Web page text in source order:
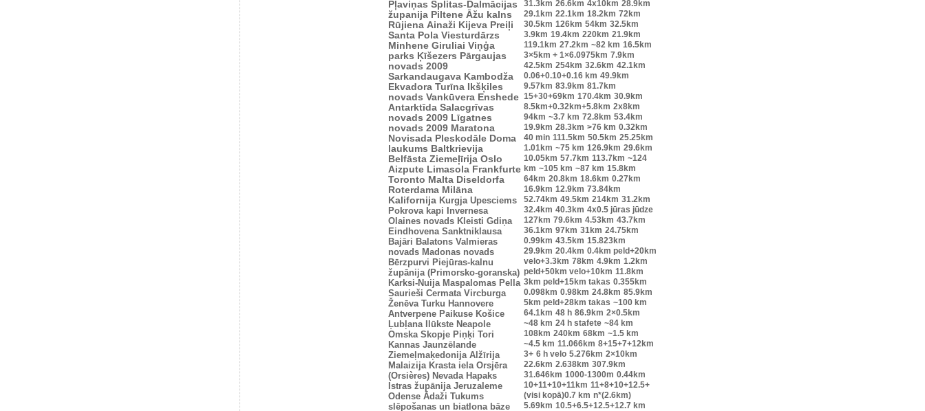
Pļaviņas Splitas-Dalmācijas
županija Piltene Āžu kalns
Rūjiena Ainaži Kijeva Preiļi
Santa Pola Viesturdārzs
Minhene Giruliai Viņģa
parks Ķīšezers Pārgaujas
novads 2009
Sarkandaugava Kambodža
Ekvadora Turīna Ikšķiles
novads Vankūvera Enshede
Antarktīda Salacgrīvas
novads 2009 Līgatnes
novads 2009 Maratona
Novisada Pleskodāle Doma
laukums Baltkrievija
Belfāsta Ziemeļīrija Oslo
Aizpute Limasola Frankfurte
Toronto Malta Diseldorfa
Roterdama Milāna
Kalifornija Kurgja Upesciems
Pokrova kapi Invernesa
Olaines novads Kleisti Gdiņa
Eindhovena Sanktniklausa
Bajāri Balatons Valmieras
novads Madonas novads
Bērzpurvi Piejūras-kalnu
župānija (Primorsko-goranska)
Karksi-Nuija Maspalomas Pella
Saurieši Cermata Vircburga
Ženēva Turku Hannovere
Antverpene Paikuse Košice
Ļubļana Ilūkste Neapole
Omska Skopje Piņķi Tori
Kannas Jaunzēlande
Ziemeļmaķedonija Alžīrija
Malaizija Krasta iela Orsjēra
(Orsières) Nevada Hapaks
Istras župānija Jeruzaleme
Odense Ādaži Tukums
slēpošanas un biatlona bāze
31.3km 26.6km 4x10km 28.9km
29.1km 22.1km 18.2km 72km
30.5km 126km 54km 32.5km
3.9km 19.4km 220km 21.9km
119.1km 27.2km ~82 km 16.5km
3×5km + 1×6.0975km 7.9km
42.5km 254km 32.6km 42.1km
0.06+0.10+0.16 km 49.9km
9.57km 83.9km 81.7km
15+30+69km 170.4km 30.9km
8.5km+0.32km+5.8km 2x8km
94km ~3.7 km 72.8km 53.4km
19.9km 28.3km >76 km 0.32km
40 min 111.5km 50.5km 25.25km
1.01km ~75 km 126.9km 29.6km
10.05km 57.7km 113.7km ~124
km ~105 km ~87 km 15.8km
64km 20.8km 18.6km 0.27km
16.9km 12.9km 73.84km
52.74km 49.5km 214km 31.2km
32.4km 40.3km 4x0.5 jūras jūdze
127km 79.6km 4.53km 43.7km
36.1km 97km 31km 24.75km
0.99km 43.5km 15.823km
29.9km 20.4km 0.4km peld+20km
velo+3.3km 78km 4.9km 1.2km
peld+50km velo+10km 11.8km
3km peld+15km takas 0.355km
0.098km 0.98km 24.8km 85.9km
5km peld+28km takas ~100 km
64.1km 48 h 86.9km 2×0.5km
~48 km 24 h stafete ~84 km
108km 240km 68km ~1.5 km
~4.5 km 11.066km 8+15+7+12km
3+ 6 h velo 5.276km 2×10km
22.6km 2.638km 307.9km
31.646km 1000-1300m 0.44km
10+11+10+11km 11+8+10+12.5+
(visi kopā)0.7 km n*(2.6km)
5.69km 10.5+6.5+12.5+12.7 km